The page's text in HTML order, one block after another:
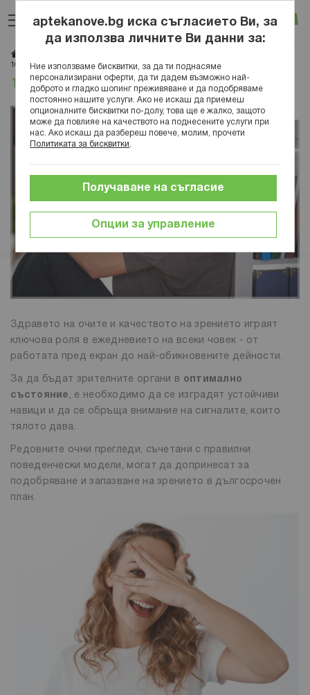
към
съдържанието
Вход
10 начина за подобряване на зрението
10 начина за подобряване на зрението
Здравето на очите и качеството на зрението играят
ключова роля в ежедневието на всеки човек - от
работата пред екран до най-обикновените дейности.
За да бъдат зрителните органи в оптимално
състояние , е необходимо да се изградят устойчиви
навици и да се обръща внимание на сигналите, които
тялото дава.
Редовните очни прегледи, съчетани с правилни
поведенчески модели, могат да допринесат за
подобряване и запазване на зрението в дългосрочен
план.
aptekanove.bg иска съгласието Ви, за
да използва личните Ви данни за:
Ние използваме бисквитки, за да ти поднасяме
персонализирани оферти, да ти дадем възможно най-
доброто и гладко шопинг преживяване и да подобряваме
постоянно нашите услуги. Ако не искаш да приемеш
опционалните бисквитки по-долу, това ще е жалко, защото
може да повлияе на качеството на поднесените услуги при
нас. Ако искаш да разбереш повече, молим, прочети
Политиката за бисквитки
Опции за управление
Получаване на съгласие